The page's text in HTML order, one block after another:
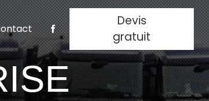
Devis
gratuit